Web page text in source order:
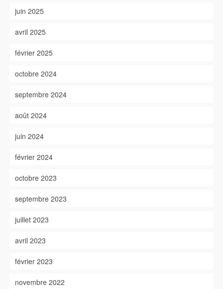
juin 2025
avril 2025
février 2025
octobre 2024
septembre 2024
août 2024
juin 2024
février 2024
octobre 2023
septembre 2023
juillet 2023
avril 2023
février 2023
novembre 2022